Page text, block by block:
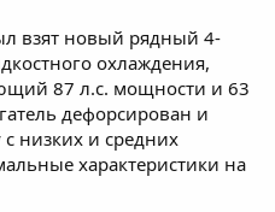
взят новый рядный 4-
охлаждения,
87 л.с. мощности и 63
дефорсирован и
низких и средних
характеристики на